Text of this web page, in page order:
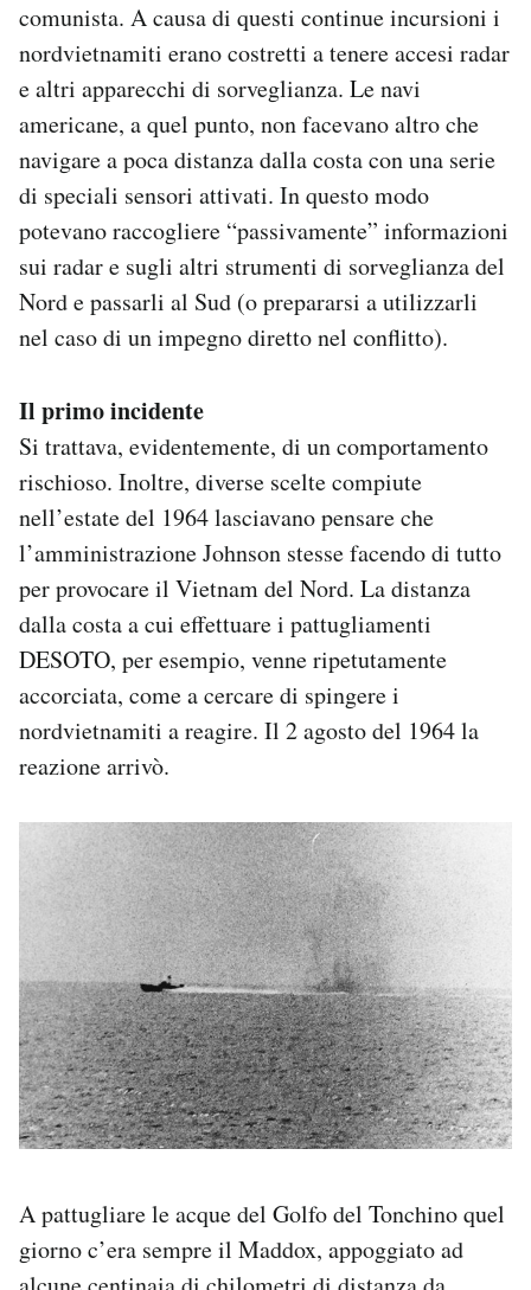
comunista. A causa di questi continue incursioni i
nordvietnamiti erano costretti a tenere accesi radar
e altri apparecchi di sorveglianza. Le navi
americane, a quel punto, non facevano altro che
navigare a poca distanza dalla costa con una serie
di speciali sensori attivati. In questo modo
potevano raccogliere “passivamente” informazioni
sui radar e sugli altri strumenti di sorveglianza del
Nord e passarli al Sud (o prepararsi a utilizzarli
nel caso di un impegno diretto nel conflitto).
Il primo incidente
Si trattava, evidentemente, di un comportamento
rischioso. Inoltre, diverse scelte compiute
nell’estate del 1964 lasciavano pensare che
l’amministrazione Johnson stesse facendo di tutto
per provocare il Vietnam del Nord. La distanza
dalla costa a cui effettuare i pattugliamenti
DESOTO, per esempio, venne ripetutamente
accorciata, come a cercare di spingere i
nordvietnamiti a reagire. Il 2 agosto del 1964 la
reazione arrivò.
A pattugliare le acque del Golfo del Tonchino quel
giorno c’era sempre il Maddox, appoggiato ad